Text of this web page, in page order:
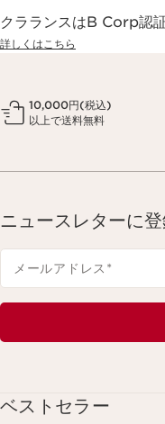
クラランスはB Corp認
詳しくはこちら
10,000円(税込)
以上で送料無料
ニュースレターに
メールアドレス *
ベストセラー